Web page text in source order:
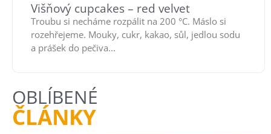
Višňový cupcakes – red velvet
Troubu si necháme rozpálit na 200 °C. Máslo si
rozehřejeme. Mouky, cukr, kakao, sůl, jedlou sodu
a prášek do pečiva...
OBLÍBENÉ
ČLÁNKY